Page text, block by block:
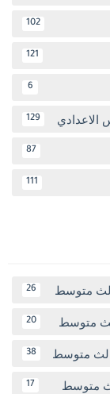
102
121
6
الاعدادي 129
87
111
متوسط 26
متوسط 20
متوسط 38
متوسط 17